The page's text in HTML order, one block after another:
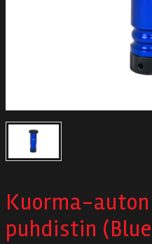
Kuorma-
puhdistin